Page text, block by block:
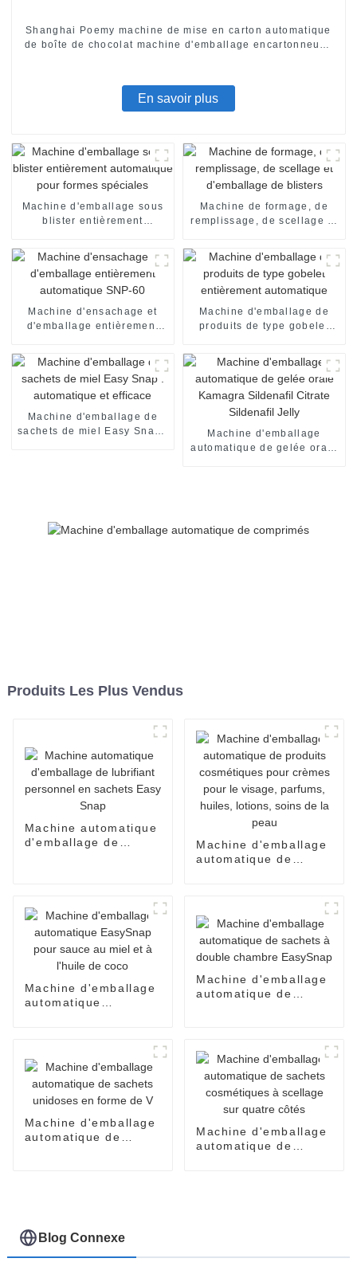
Shanghai Poemy machine de mise en carton automatique
de boîte de chocolat machine d'emballage encartonneuse
En savoir plus
Machine d'emballage sous
blister entièrement
Machine de formage, de
remplissage, de scellage et
Machine d'ensachage et
d'emballage entièrement
Machine d'emballage de
produits de type gobelet
Machine d'emballage de
sachets de miel Easy Snap :
Machine d'emballage
automatique de gelée orale
Produits Les Plus Vendus
Machine automatique
d'emballage de
Machine d'emballage
automatique de
huiles, lotions, soins
de la peau
Machine d'emballage
automatique
Machine d'emballage
automatique de
Machine d'emballage
automatique de
Machine d'emballage
automatique de
Blog Connexe